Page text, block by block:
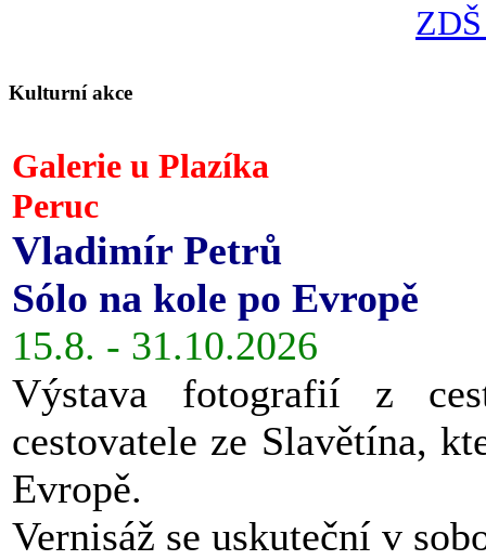
Kulturní akce
Galerie u Plazíka
Peruc
Vladimír Petrů
Sólo na kole po Evropě
15.8. - 31.10.2026
Výstava fotografií z
cestovatele ze Slavětína,
Evropě.
Vernisáž se uskuteční v